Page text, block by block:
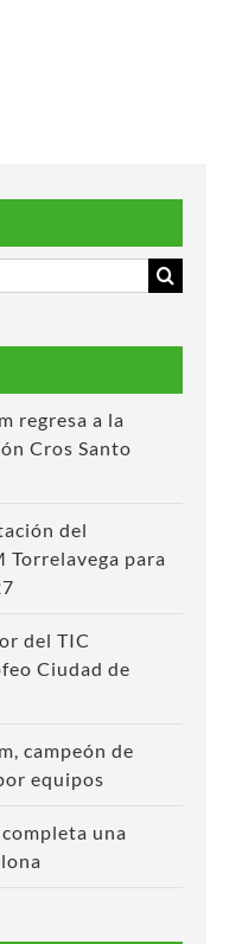
regresa a la
Cros Santo
del
Torrelavega para
del TIC
Ciudad de
campeón de
equipos
una